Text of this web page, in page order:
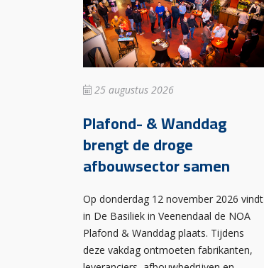
25 augustus 2026
Plafond- & Wanddag
brengt de droge
afbouwsector samen
Op donderdag 12 november 2026 vindt
in De Basiliek in Veenendaal de NOA
Plafond & Wanddag plaats. Tijdens
deze vakdag ontmoeten fabrikanten,